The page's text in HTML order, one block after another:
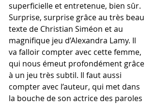
superficielle et entretenue, bien sûr.
Surprise, surprise grâce au très beau
texte de Christian Siméon et au
magnifique jeu d’Alexandra Lamy. Il
va falloir compter avec cette femme,
qui nous émeut profondément grâce
à un jeu très subtil. Il faut aussi
compter avec l’auteur, qui met dans
la bouche de son actrice des paroles